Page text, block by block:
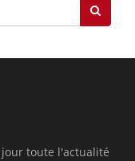
jour toute l'actualité